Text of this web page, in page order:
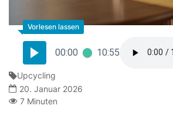
00:00 10:55
Upcycling
20. Januar 2026
7 Minuten